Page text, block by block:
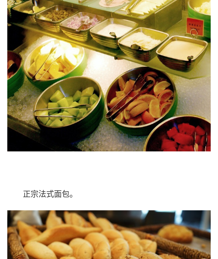
正宗法式面包。